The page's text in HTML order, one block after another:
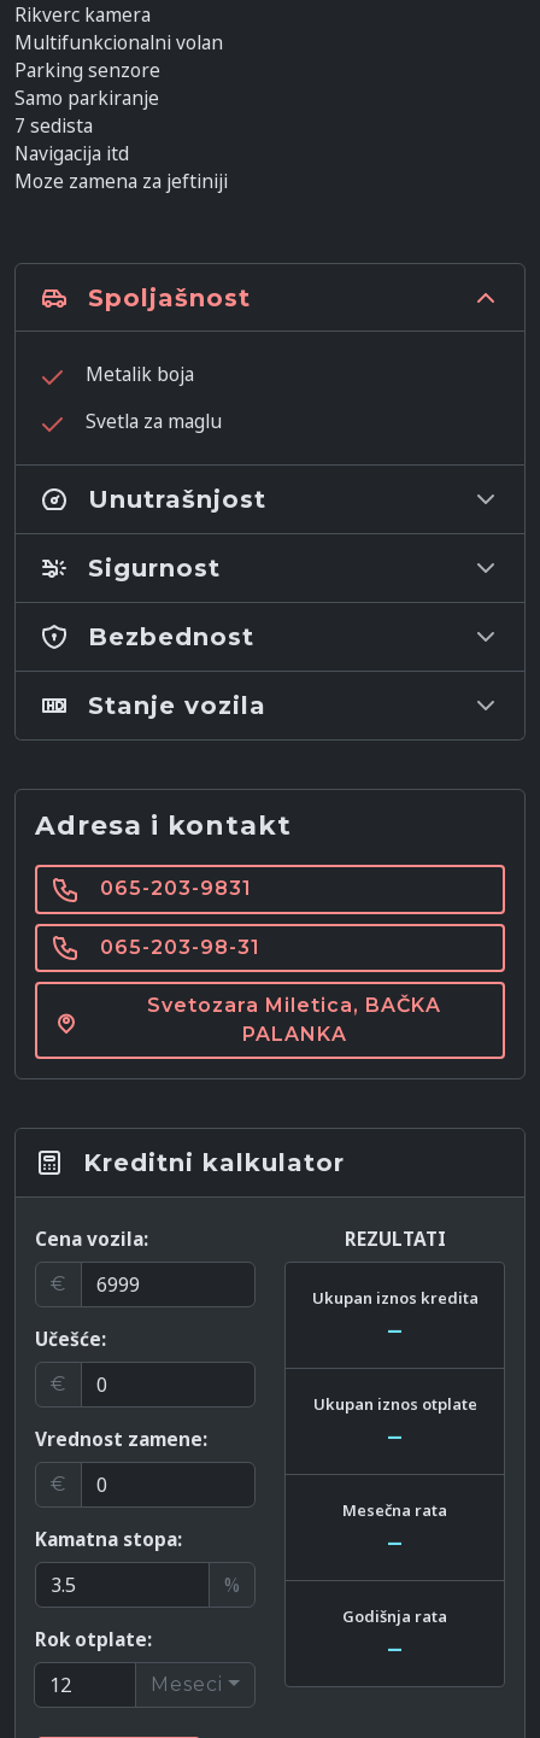
Rikverc kamera
Multifunkcionalni volan
Parking senzore
Samo parkiranje
7 sedista
Navigacija itd
Moze zamena za jeftiniji
Spoljašnost
Metalik boja
Svetla za maglu
Unutrašnjost
Sigurnost
Bezbednost
Stanje vozila
Adresa i kontakt
065-203-9831
065-203-98-31
Svetozara Miletica, BAČKA
PALANKA
Kreditni kalkulator
Cena vozila:
€
Učešće:
€
Vrednost zamene:
€
Kamatna stopa:
%
Rok otplate:
Meseci
REZULTATI
Ukupan iznos kredita
–
Ukupan iznos otplate
–
Mesečna rata
–
Godišnja rata
–